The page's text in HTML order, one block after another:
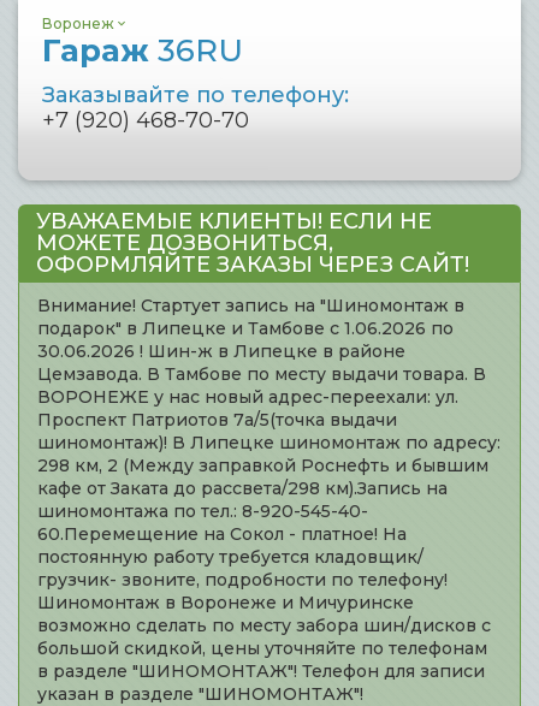
Воронеж
Гараж 36RU
Заказывайте по телефону:
+7 (920) 468-70-70
УВАЖАЕМЫЕ КЛИЕНТЫ! ЕСЛИ НЕ
МОЖЕТЕ ДОЗВОНИТЬСЯ,
ОФОРМЛЯЙТЕ ЗАКАЗЫ ЧЕРЕЗ САЙТ!
Внимание! Стартует запись на "Шиномонтаж в
подарок" в Липецке и Тамбове с 1.06.2026 по
30.06.2026 ! Шин-ж в Липецке в районе
Цемзавода. В Тамбове по месту выдачи товара. В
ВОРОНЕЖЕ у нас новый адрес-переехали: ул.
Проспект Патриотов 7а/5(точка выдачи
шиномонтаж)! В Липецке шиномонтаж по адресу:
298 км, 2 (Между заправкой Роснефть и бывшим
кафе от Заката до рассвета/298 км).Запись на
шиномонтажа по тел.: 8-920-545-40-
60.Перемещение на Сокол - платное! На
постоянную работу требуется кладовщик/
грузчик- звоните, подробности по телефону!
Шиномонтаж в Воронеже и Мичуринске
возможно сделать по месту забора шин/дисков с
большой скидкой, цены уточняйте по телефонам
в разделе "ШИНОМОНТАЖ"! Телефон для записи
указан в разделе "ШИНОМОНТАЖ"!